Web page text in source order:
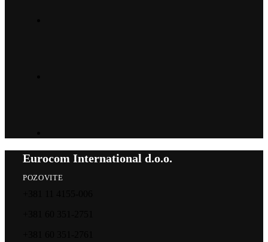
Eurocom International d.o.o.
POZOVITE